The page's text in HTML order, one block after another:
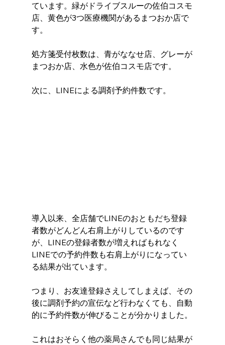
ています。緑がドライブスルーの佐伯コスモ
店、黄色が3つ医療機関があるまつおか店で
す。
処方箋受付枚数は、青がななせ店、グレーが
まつおか店、水色が佐伯コスモ店です。
次に、LINEによる調剤予約件数です。
導入以来、全店舗でLINEのおともだち登録
者数がどんどん右肩上がりしているのです
が、LINEの登録者数が増えればもれなく
LINEでの予約件数も右肩上がりになってい
る結果が出ています。
つまり、お友達登録さえしてしまえば、その
後に調剤予約の宣伝など行わなくても、自動
的に予約件数が伸びることが分かりました。
これはおそらく他の薬局さんでも同じ結果が